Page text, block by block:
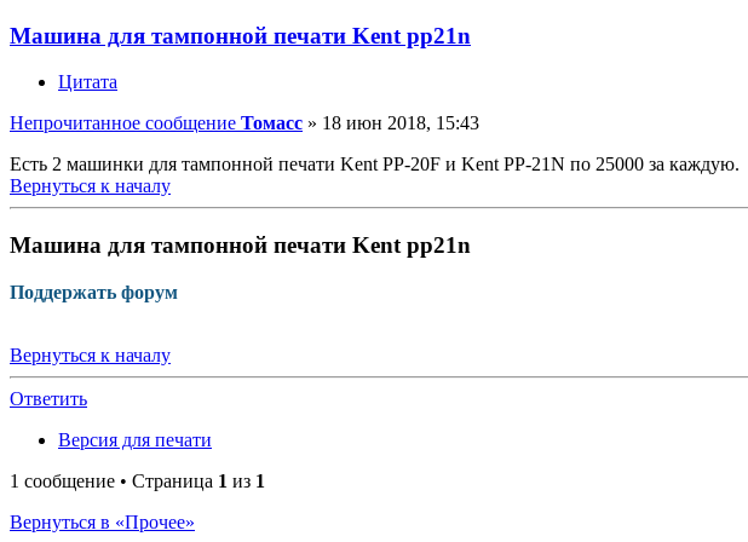
Машина для тампонной печати Kent pp21n
Цитата
Непрочитанное сообщение Томасс » 18 июн 2018, 15:43
Есть 2 машинки для тампонной печати Kent PP-20F и Kent PP-21N по 25000 за каждую.
Вернуться к началу
Машина для тампонной печати Kent pp21n
Поддержать форум
Вернуться к началу
Ответить
Версия для печати
1 сообщение • Страница 1 из 1
Вернуться в «Прочее»